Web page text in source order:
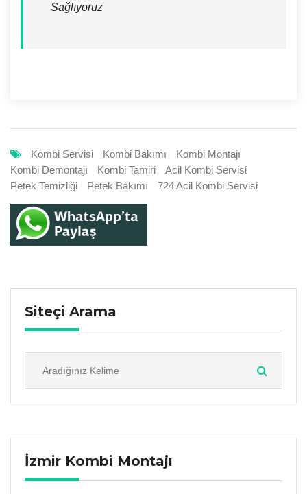
Sağlıyoruz
Kombi Servisi Kombi Bakımı
Kombi Montajı
Kombi Demontajı
Kombi Tamiri
Acil Kombi Servisi
Petek Temizliği
Petek Bakımı 724 Acil Kombi Servisi
Siteçi Arama
İzmir Kombi Montajı